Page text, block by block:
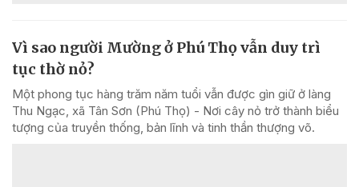
Vì sao người Mường ở Phú Thọ vẫn duy trì
tục thờ nỏ?
Một phong tục hàng trăm năm tuổi vẫn được gìn giữ ở làng
Thu Ngạc, xã Tân Sơn (Phú Thọ) - Nơi cây nỏ trở thành biểu
tượng của truyền thống, bản lĩnh và tinh thần thượng võ.